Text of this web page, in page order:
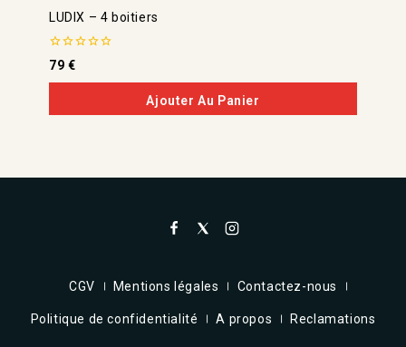
LUDIX – 4 boitiers
0
de
5
79 €
Ajouter Au Panier
CGV Mentions légales Contactez-nous
Politique de confidentialité A propos Reclamations